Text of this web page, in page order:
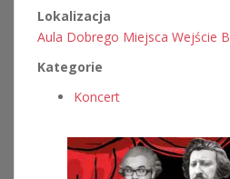
Lokalizacja
Aula Dobrego Miejsca Wejście B
Kategorie
Koncert